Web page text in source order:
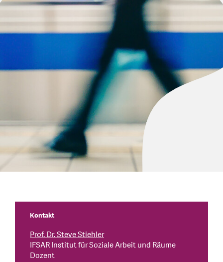
Kontakt
Prof. Dr. Steve Stiehler
IFSAR Institut für Soziale Arbeit und Räume
Dozent